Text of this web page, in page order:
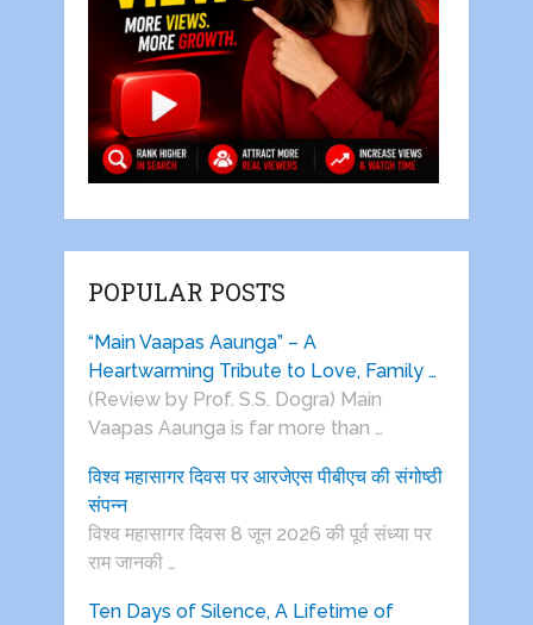
POPULAR POSTS
“Main Vaapas Aaunga” – A
Heartwarming Tribute to Love, Family …
(Review by Prof. S.S. Dogra) Main
Vaapas Aaunga is far more than …
विश्व महासागर दिवस पर आरजेएस पीबीएच की संगोष्ठी
संपन्न
विश्व महासागर दिवस 8 जून 2026 की पूर्व संध्या पर
राम जानकी …
Ten Days of Silence, A Lifetime of